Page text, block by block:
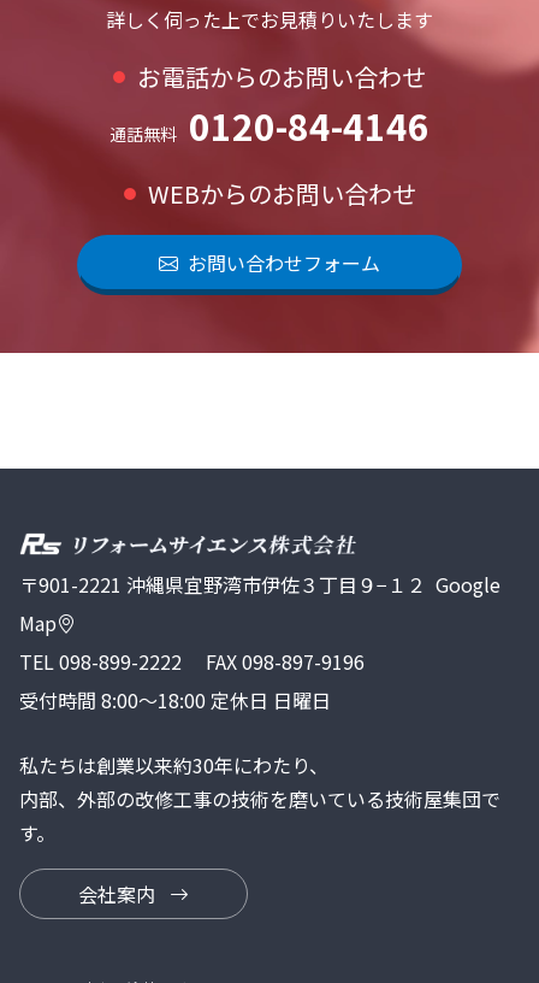
詳しく伺った上でお見積りいたします
お電話からのお問い合わせ
通話無料 0120-84-4146
WEBからのお問い合わせ
お問い合わせフォーム
〒901-2221 沖縄県宜野湾市伊佐３丁目９−１２ Google
Map
TEL098-899-2222
FAX 098-897-9196
受付時間 8:00～18:00 定休日 日曜日
私たちは創業以来約30年にわたり、
内部、外部の改修工事の技術を磨いている技術屋集団で
す。
会社案内